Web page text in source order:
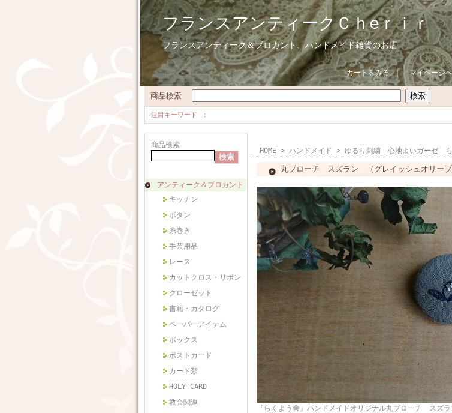
フランスアンティークＣｈeｒｉｒ
フランスアンティーク＆ブロカント、ハンドメイド雑貨のお店
カートをみる｜ マイページ
商品検索
注目キーワード
商品検索
アンティーク＆ブロカント
キッチン
ボタン
糸巻き
手芸用品
レース
カットクロス・リボン
クローゼット
書籍・カタログ
ペーパーアイテム
ボックス
ポストカード
カード類
HOLY CARD
教会関連
HOME> ハンドメイド > ゆるり刺繍 心地よいガーゼ ら
丸ブローチ スズラン （グレイッシュオリーブ
『らくよう舎』ハンドメイドオリジナル丸ブローチ スズ